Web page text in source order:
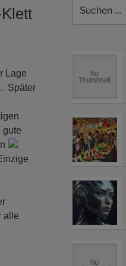
Lage
Später
gute
alle
nach: